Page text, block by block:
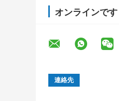
オンラインです